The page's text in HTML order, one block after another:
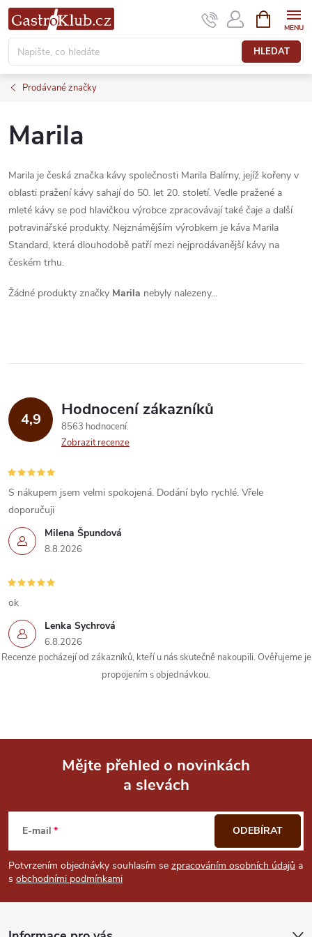
Přejít
na
obsah
HLEDAT
NÁKUPNÍ
KOŠÍK
Prodávané značky
Marila
Marila je česká značka kávy společnosti Marila Balírny, jejíž kořeny v
oblasti pražení kávy sahají do 50. let 20. století. Vedle pražené a
mleté kávy se pod hlavičkou výrobce zpracovávají také čaje a další
potravinářské produkty. Nejznámějším výrobkem je káva Marila
Standard, která dlouhodobě patří mezi nejprodávanější kávy na
českém trhu.
Žádné produkty značky Marila nebyly nalezeny...
4,9 Hodnocení zákazníků
8563 hodnocení
Zobrazit recenze
Milena Špundová
8.8.2026
S nákupem jsem velmi spokojená. Dodání bylo rychlé. Vřele
doporučuji
Lenka Sychrová
6.8.2026
ok
Recenze pocházejí od zákazníků, kteří u nás skutečně nakoupili. Ověřujeme je
propojením s objednávkou.
p
a
Mějte přehled o novinkách
a slevách
E-mail
Potvrzením objednávky souhlasím se zpracováním osobních údajů a
s obchodními podmínkami
ODEBÍRAT